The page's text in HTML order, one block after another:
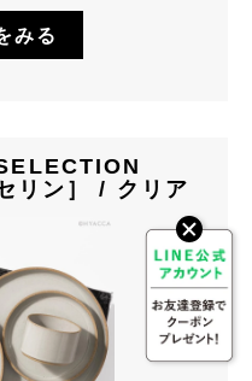
みる
リン］ / クリア